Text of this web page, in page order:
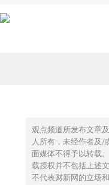
观点频道所发布文章
人所有，未经作者及/
面媒体不得予以转载
载授权并不包括上述
不代表财新网的立场和